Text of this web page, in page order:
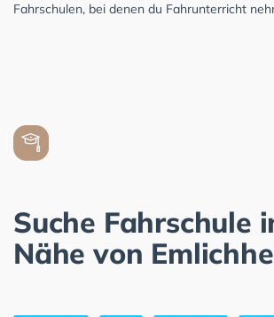
Fahrschulen, bei denen du Fahrunterricht
Suche Fahrschule
Nähe von